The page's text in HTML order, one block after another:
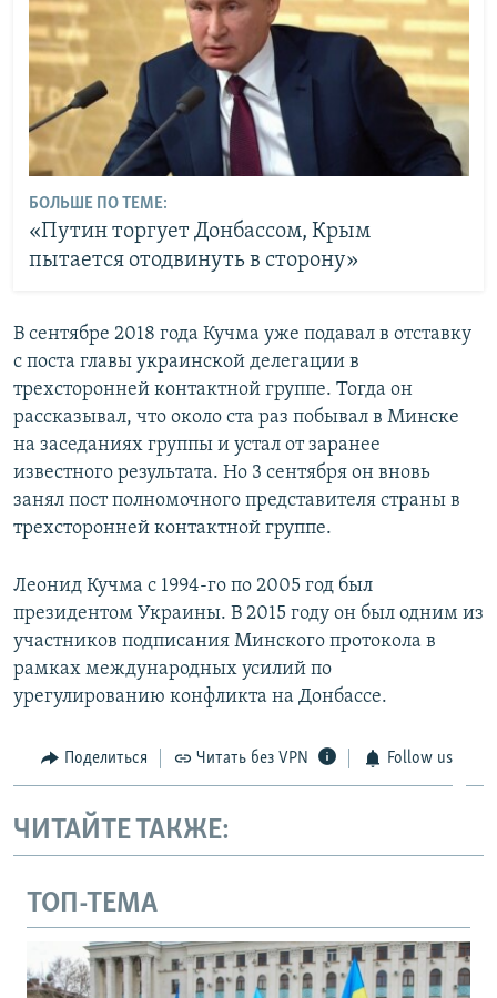
БОЛЬШЕ ПО ТЕМЕ:
«Путин торгует Донбассом, Крым
пытается отодвинуть в сторону»
В сентябре 2018 года Кучма уже подавал в отставку
с поста главы украинской делегации в
трехсторонней контактной группе. Тогда он
рассказывал, что около ста раз побывал в Минске
на заседаниях группы и устал от заранее
известного результата. Но 3 сентября он вновь
занял пост полномочного представителя страны в
трехсторонней контактной группе.
Леонид Кучма с 1994-го по 2005 год был
президентом Украины. В 2015 году он был одним из
участников подписания Минского протокола в
рамках международных усилий по
урегулированию конфликта на Донбассе.
Поделиться Читать без VPN Follow us
ЧИТАЙТЕ ТАКЖЕ:
ТОП-ТЕМА